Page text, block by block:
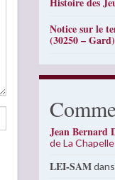
Notice sur le
(30250 – Gard)
Jean Bernard
de La
LEI-SAM